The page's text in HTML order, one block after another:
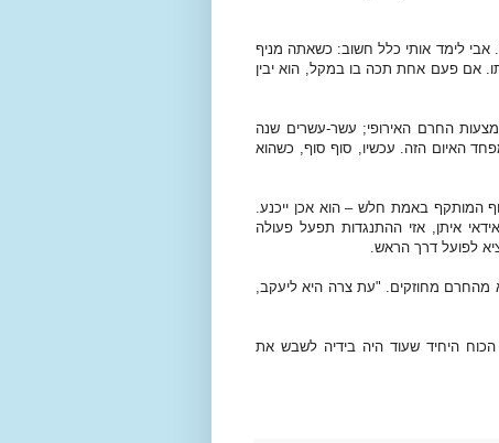
אבי לימד אותי כלל חשוב: כשאתה מניף
אם פעם אחת תכה בו במקל, הוא יבין
החרם האירופי; עשר-עשרים שנה
האיום הזה. עכשיו, סוף סוף, כשהוא
המותקף באמת חלש – הוא אכן ייכנע.
איתן, אזי ההתנגדות תפעל פעולה
לפועל דרך הראש.
מהחרם מחוזקים. "עת צרה היא ליעקב,
היחיד שעוד היה בידיה לשבש את